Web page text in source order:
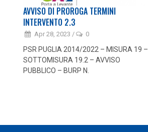
AVVISO DI PROROGA TERMINI
INTERVENTO 2.3
Apr 28, 2023 / 0
PSR PUGLIA 2014/2022 – MISURA 19 –
SOTTOMISURA 19.2 – AVVISO
PUBBLICO – BURP N.